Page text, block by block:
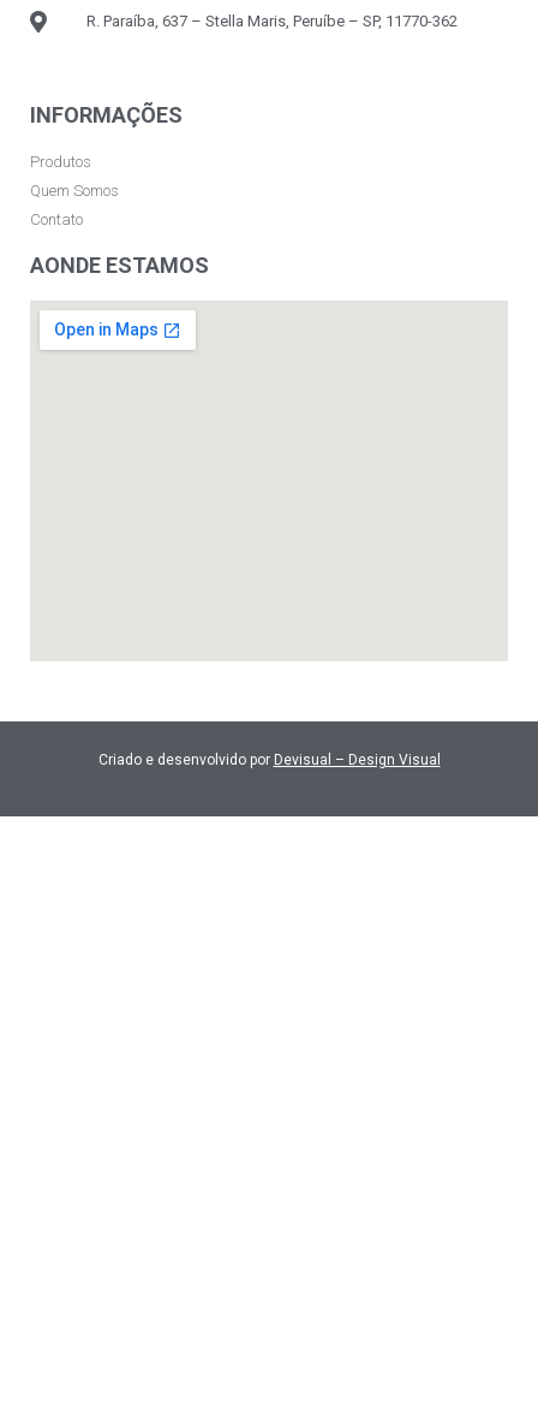
R. Paraíba, 637 – Stella Maris, Peruíbe – SP, 11770-362
INFORMAÇÕES
Produtos
Quem Somos
Contato
AONDE ESTAMOS
Criado e desenvolvido por Devisual – Design Visual